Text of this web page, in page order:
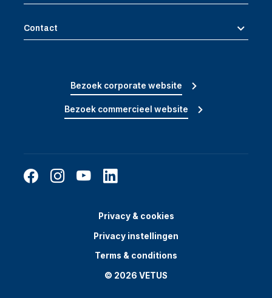
Contact
Bezoek corporate website
Bezoek commercieel website
Privacy & cookies
Privacy instellingen
Terms & conditions
© 2026 VETUS